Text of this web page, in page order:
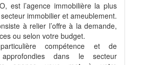
est l’agence immobilière la plus
immobilier et ameublement.
à relier l’offre à la demande,
ou selon votre budget.
compétence et de
approfondies dans le secteur